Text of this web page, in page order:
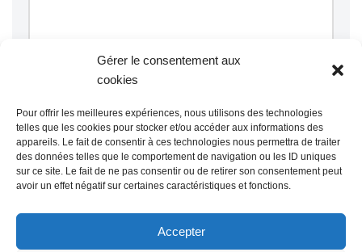
Gérer le consentement aux
cookies
Pour offrir les meilleures expériences, nous utilisons des technologies
telles que les cookies pour stocker et/ou accéder aux informations des
appareils. Le fait de consentir à ces technologies nous permettra de traiter
des données telles que le comportement de navigation ou les ID uniques
sur ce site. Le fait de ne pas consentir ou de retirer son consentement peut
avoir un effet négatif sur certaines caractéristiques et fonctions.
Accepter
Ce site utilise Akismet pour réduire les indésirables.En savoir
plus sur la façon dont les données de vos commentaires sont
traitées
@ Mairie de Grainville la Teinturière
Site propulsé par Tambour de Ville